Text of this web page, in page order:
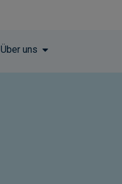
Über uns